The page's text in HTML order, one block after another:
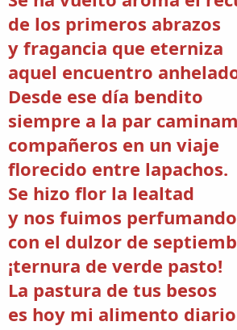
de los primeros abrazos
y fragancia que eterniza
aquel encuentro
Desde ese día bendito
siempre a la par
compañeros en un viaje
florecido entre lapachos.
Se hizo flor la lealtad
y nos fuimos perfumando
con el dulzor de
¡ternura de verde pasto!
La pastura de tus besos
es hoy mi alimento